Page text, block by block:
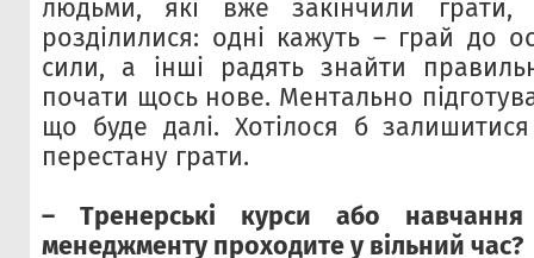
людьми, які вже закінчили
розділилися: одні кажуть – грай до
сили, а інші радять знайти
почати щось нове. Ментально
що буде далі. Хотілося б
перестану грати.
– Тренерські курси або навчання
менеджменту проходите у вільний час?